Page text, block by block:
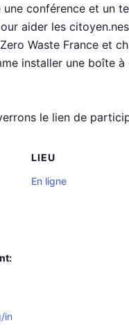
conférence et un
aider les
Waste France et
installer une boîte
le lien de
in
LIEU
En ligne